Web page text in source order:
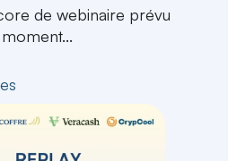
de webinaire prévu